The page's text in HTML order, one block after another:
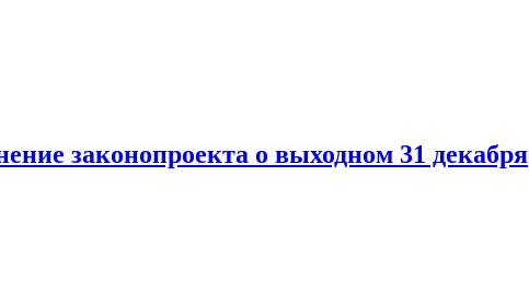
законопроекта о выходном 31 декабря